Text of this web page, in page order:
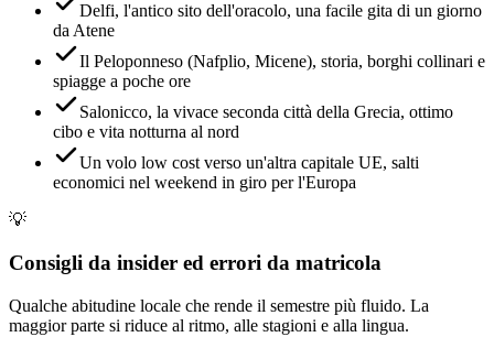
Delfi, l'antico sito dell'oracolo, una facile gita di un giorno
da Atene
Il Peloponneso (Nafplio, Micene), storia, borghi collinari e
spiagge a poche ore
Salonicco, la vivace seconda città della Grecia, ottimo
cibo e vita notturna al nord
Un volo low cost verso un'altra capitale UE, salti
economici nel weekend in giro per l'Europa
💡
Consigli da insider ed errori da matricola
Qualche abitudine locale che rende il semestre più fluido. La
maggior parte si riduce al ritmo, alle stagioni e alla lingua.